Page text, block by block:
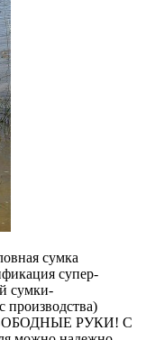
сумка
супер-
сумки-
производства)
РУКИ! С